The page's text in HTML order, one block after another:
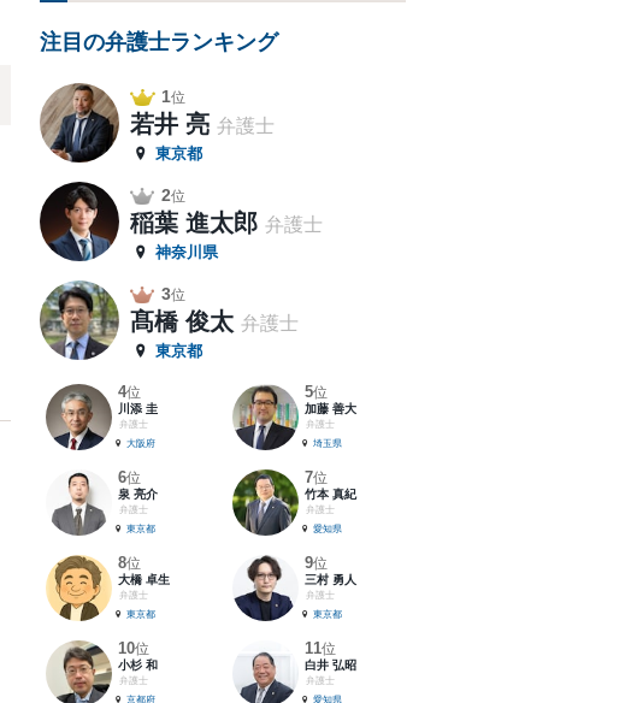
注目の弁護士ランキング
1位
若井 亮 弁護士
東京都
2位
稲葉 進太郎 弁護士
神奈川県
3位
髙橋 俊太 弁護士
東京都
4位
川添 圭
弁護士
大阪府
5位
加藤 善大
弁護士
埼玉県
6位
泉 亮介
弁護士
東京都
7位
竹本 真紀
弁護士
愛知県
8位
大橋 卓生
弁護士
東京都
9位
三村 勇人
弁護士
東京都
10位
小杉 和
弁護士
京都府
11位
白井 弘昭
弁護士
愛知県